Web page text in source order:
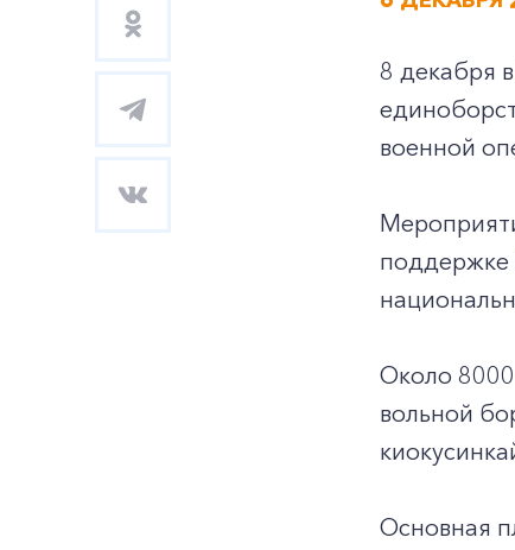
8 декабря
военной
поддержке
Около 8000
вольной
Основная